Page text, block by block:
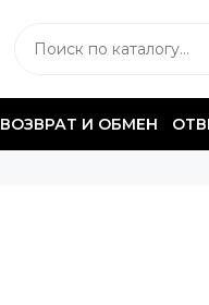
ВОЗВРАТ И ОБМЕН